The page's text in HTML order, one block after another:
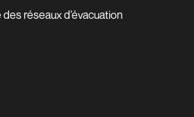
réseaux d’évacuation